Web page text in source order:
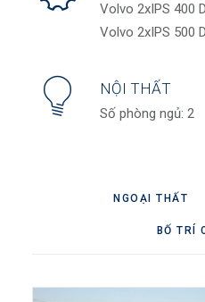
Volvo 2xIPS 400
Volvo 2xIPS 500
NỘI THẤT
Số phòng ngủ: 2
NGOẠI THẤT
BỐ TRÍ